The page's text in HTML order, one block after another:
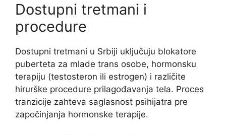
Dostupni tretmani i
procedure
Dostupni tretmani u Srbiji uključuju blokatore
puberteta za mlade trans osobe, hormonsku
terapiju (testosteron ili estrogen) i različite
hirurške procedure prilagođavanja tela. Proces
tranzicije zahteva saglasnost psihijatra pre
započinjanja hormonske terapije.